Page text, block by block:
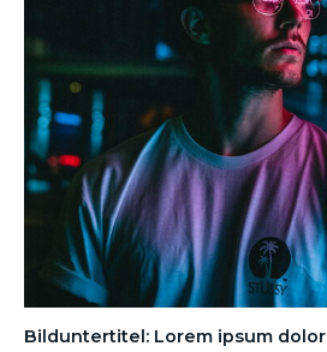
Bilduntertitel: Lorem ipsum dolor